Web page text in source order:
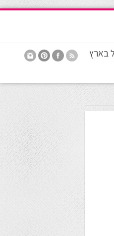
בארץ